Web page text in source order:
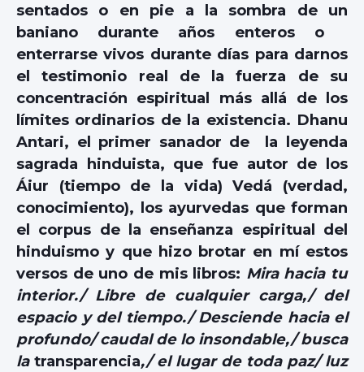
sentados o en pie a la sombra de un
baniano durante años enteros o
enterrarse vivos durante días para darnos
el testimonio real de la fuerza de su
concentración espiritual más allá de los
límites ordinarios de la existencia. Dhanu
Antari, el primer sanador de la leyenda
sagrada hinduista, que fue autor de los
Áiur (tiempo de la vida) Vedá (verdad,
conocimiento), los ayurvedas que forman
el corpus de la enseñanza espiritual del
hinduismo y que hizo brotar en mí estos
versos de uno de mis libros: Mira hacia tu
interior./ Libre de cualquier carga,/ del
espacio y del tiempo./ Desciende hacia el
profundo/ caudal de lo insondable,/ busca
la transparencia,/ el lugar de toda paz/ luz